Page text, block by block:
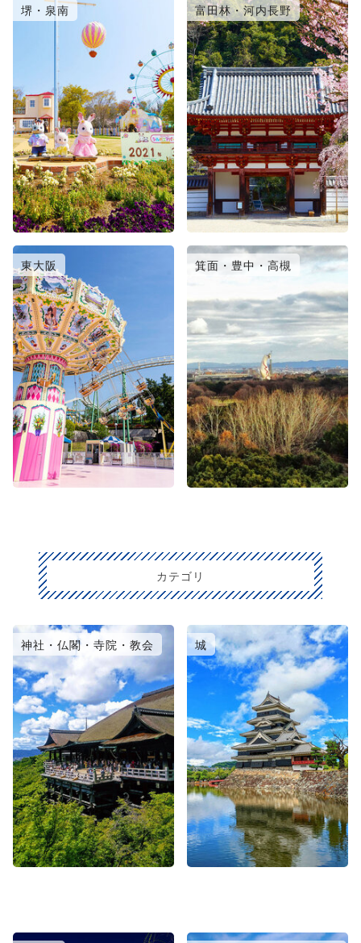
堺・泉南 富田林・河内長野
東大阪 箕面・豊中・高槻
カテゴリ
神社・仏閣・寺院・教会 城